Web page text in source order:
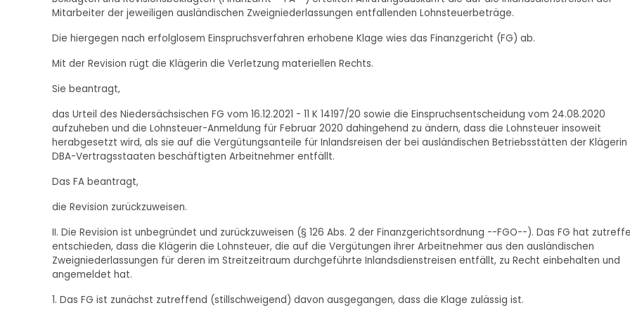
Mitarbeiter der jeweiligen ausländischen Zweigniederlassungen entfallenden Lohnsteuerbeträge.
Die hiergegen nach erfolglosem Einspruchsverfahren erhobene Klage wies das Finanzgericht (FG) ab.
Mit der Revision rügt die Klägerin die Verletzung materiellen Rechts.
Sie beantragt,
das Urteil des Niedersächsischen FG vom 16.12.2021 - 11 K 14197/20 sowie die Einspruchsentscheidung vom 24.08.2020
aufzuheben und die Lohnsteuer-Anmeldung für Februar 2020 dahingehend zu ändern, dass die Lohnsteuer insoweit
herabgesetzt wird, als sie auf die Vergütungsanteile für Inlandsreisen der bei ausländischen Betriebsstätten der Klägerin
DBA-Vertragsstaaten beschäftigten Arbeitnehmer entfällt.
Das FA beantragt,
die Revision zurückzuweisen.
II. Die Revision ist unbegründet und zurückzuweisen (§ 126 Abs. 2 der Finanzgerichtsordnung --FGO--). Das FG hat
entschieden, dass die Klägerin die Lohnsteuer, die auf die Vergütungen ihrer Arbeitnehmer aus den ausländischen
Zweigniederlassungen für deren im Streitzeitraum durchgeführte Inlandsdienstreisen entfällt, zu Recht einbehalten und
angemeldet hat.
1. Das FG ist zunächst zutreffend (stillschweigend) davon ausgegangen, dass die Klage zulässig ist.